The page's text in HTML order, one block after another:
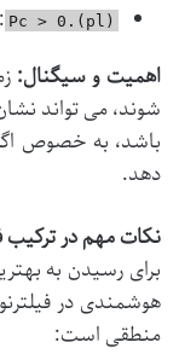
(pl).Pc > 0
اهمیت و سیگنال:
شوند، می تواند
باشد، به خصوص
دهد.
نکات مهم در ترکیب
برای رسیدن به
هوشمندی در
منطقی است: